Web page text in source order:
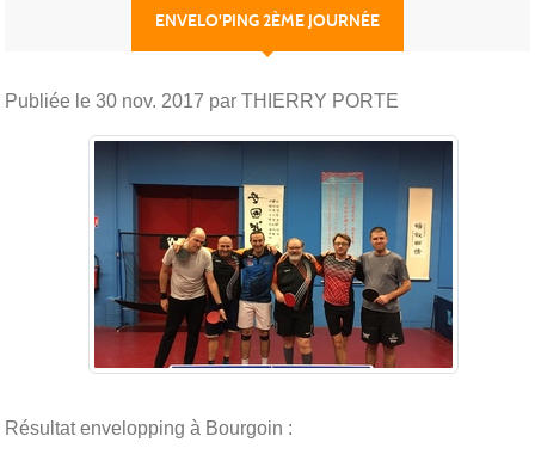
ENVELO'PING 2ÈME JOURNÉE
Publiée le 30 nov. 2017 par THIERRY PORTE
Résultat envelopping à Bourgoin :